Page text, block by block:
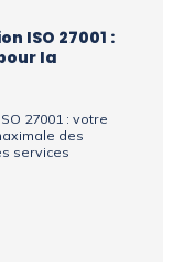
ISO 27001 :
la
27001 : votre
des
services